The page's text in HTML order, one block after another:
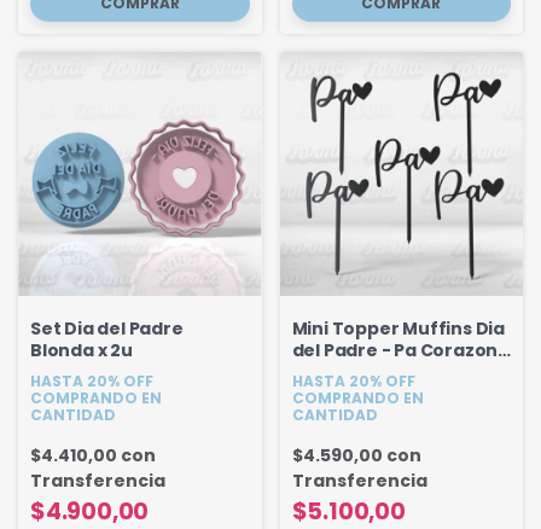
Set Dia del Padre
Blonda x 2u
HASTA 20% OFF
COMPRANDO EN
CANTIDAD
$4.900,00
$4.410,00 con
Transferencia
Mini Topper Muffins Dia
del Padre - Pa Corazon -
Set 5u
HASTA 20% OFF
COMPRANDO EN
CANTIDAD
$5.100,00
$4.590,00 con
Transferencia